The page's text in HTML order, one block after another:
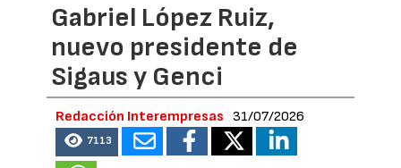
Gabriel López Ruiz,
nuevo presidente de
Sigaus y Genci
Redacción Interempresas 31/07/2026
7113